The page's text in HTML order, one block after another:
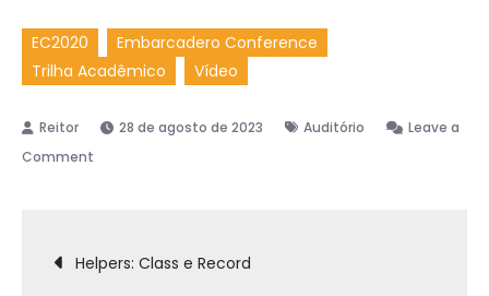
EC2020
Embarcadero Conference
Trilha Acadêmico
Vídeo
28 de agosto de 2023 Auditório
Leave a
Comment
e
Navegação
Helpers: Class e Record